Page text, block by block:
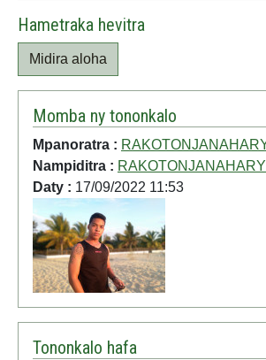
Hametraka hevitra
Midira aloha
Momba ny tononkalo
Mpanoratra :
Nampiditra :
Daty : 17/09/2022 11:53
Tononkalo hafa